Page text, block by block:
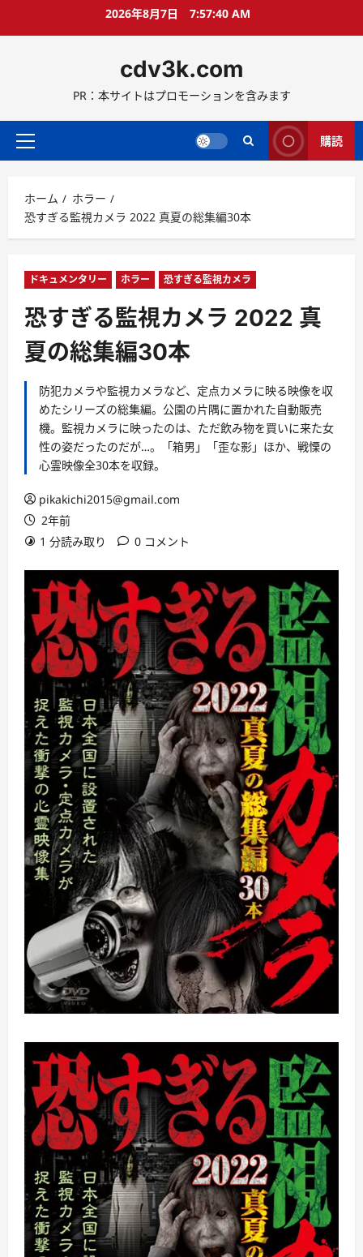
ス
ッ
2026年8月7日 7:57:41 AM
cdv3k.com
PR：本サイトはプロモーションを含みます
メ
メ
ニ
ュ
購読
ホーム
ホラー
恐すぎる監視カメラ 2022 真夏の総集編30本
ドキュメンタリー ホラー 恐すぎる監視カメラ
恐すぎる監視カメラ 2022 真
夏の総集編30本
防犯カメラや監視カメラなど、定点カメラに映る映像を収
めたシリーズの総集編。公園の片隅に置かれた自動販売
機。監視カメラに映ったのは、ただ飲み物を買いに来た女
性の姿だったのだが…。「箱男」「歪な影」ほか、戦慄の
心霊映像全30本を収録。
pikakichi2015@gmail.com
2年前
1 分読み取り
0 コメント